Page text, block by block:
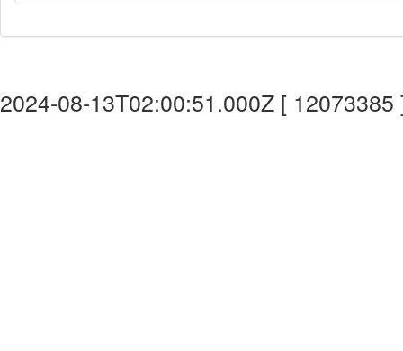
2024-08-13T02:00:51.000Z [ 12073385